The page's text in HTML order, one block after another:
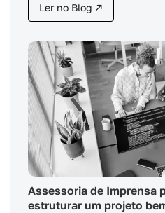
Ler no Blog ↗
Assessoria de Imprensa
estruturar um projeto